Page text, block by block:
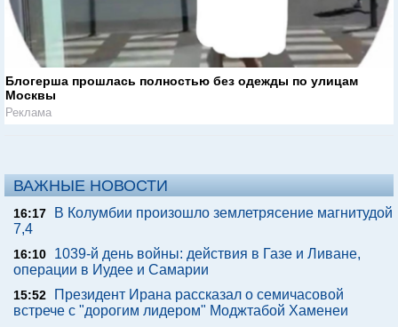
Блогерша прошлась полностью без одежды по улицам
Москвы
Реклама
ВАЖНЫЕ НОВОСТИ
16:17
В Колумбии произошло землетрясение магнитудой
7,4
16:10
1039-й день войны: действия в Газе и Ливане,
операции в Иудее и Самарии
15:52
Президент Ирана рассказал о семичасовой
встрече с "дорогим лидером" Моджтабой Хаменеи